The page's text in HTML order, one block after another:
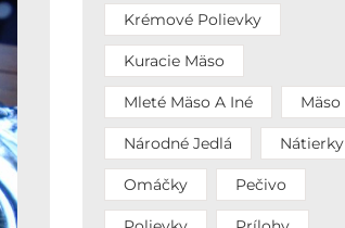
Krémové Polievky
Kuracie Mäso
Mleté Mäso A Iné Mäso
Národné Jedlá Nátierky
Omáčky Pečivo